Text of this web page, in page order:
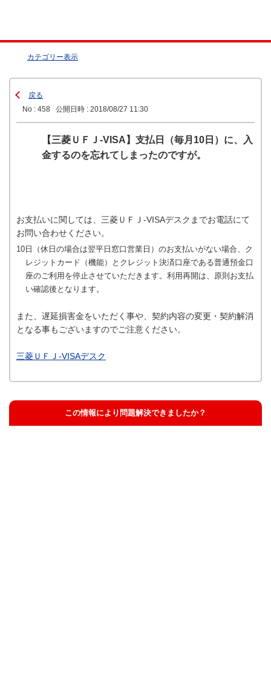
カテゴリー表示
戻る
No : 458
公開日時 : 2018/08/27 11:30
【三菱ＵＦＪ-VISA】支払日（毎月10日）に、入
金するのを忘れてしまったのですが。
お支払いに関しては、三菱ＵＦＪ-VISAデスクまでお電話にて
お問い合わせください。
10日（休日の場合は翌平日窓口営業日）のお支払いがない場合、ク
レジットカード（機能）とクレジット決済口座である普通預金口
座のご利用を停止させていただきます。利用再開は、原則お支払
い確認後となります。
また、遅延損害金をいただく事や、契約内容の変更・契約解消
となる事もございますのでご注意ください。
三菱ＵＦＪ-VISAデスク
この情報により問題解決できましたか？